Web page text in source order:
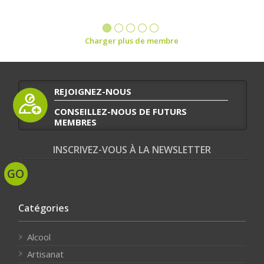
Charger plus de membre
REJOIGNEZ-NOUS
CONSEILLEZ-NOUS DE FUTURS
MEMBRES
INSCRIVEZ-VOUS À LA NEWSLETTER
Catégories
Alcool
Artisanat